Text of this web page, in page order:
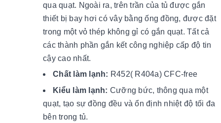
qua quạt. Ngoài ra, trên trần của tủ được gắn
thiết bị bay hơi có vây bằng ống đồng, được đặt
trong một vỏ thép không gỉ có gắn quạt. Tất cả
các thành phần gắn kết công nghiệp cấp độ tin
cậy cao nhất.
Chất làm lạnh: R452( R404a) CFC-free
Kiểu làm lạnh: Cưỡng bức, thông qua một
quạt, tạo sự đồng đều và ổn định nhiệt độ tối đa
bên trong tủ.